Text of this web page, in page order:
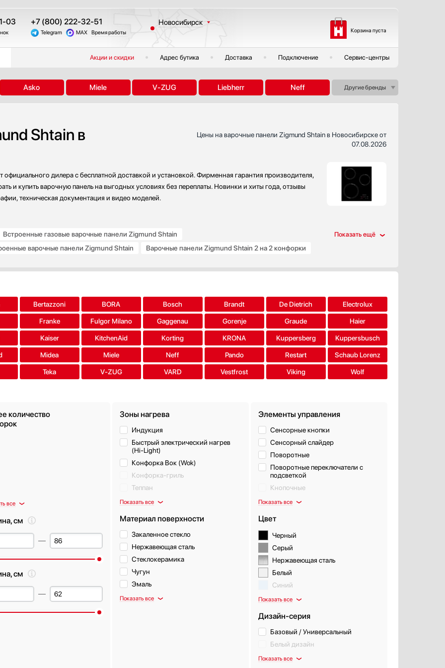
03 +7 (800) 222-32-51
Telegram MAX Время работы
Новосибирск
Санкт-Петербург
Краснодар
Екатеринбург
Другие регионы
Корзина пуста
Акции и скидки Адрес бутика Доставка Подключение Сервис-центры
Asko Miele V-ZUG Liebherr Neff Другие бренды
Shtain в
Цены на варочные панели Zigmund Shtain в Новосибирске от
07.08.2026
дилера с бесплатной доставкой и установкой. Фирменная гарантия производителя,
и купить варочную панель на выгодных условиях без переплаты. Новинки и хиты года, отзывы
техническая документация и видео моделей.
Встроенные газовые варочные панели Zigmund Shtain
варочные панели Zigmund Shtain
Варочные панели Zigmund Shtain 2 на 2 конфорки
Bertazzoni BORA Bosch Brandt De Dietrich Electrolux
Franke Fulgor Milano Gaggenau Gorenje Graude Haier
Kaiser KitchenAid Korting KRONA Kuppersberg Kuppersbusch
Midea Miele Neff Pando Restart Schaub Lorenz
Teka V-ZUG VARD Vestfrost Viking Wolf
количество
все
см
см
Зоны нагрева
Индукция
Быстрый электрический нагрев
(Hi-Light)
Конфорка Вок (Wok)
Конфорка-гриль
Теппан
Показать все
Материал поверхности
Закаленное стекло
Нержавеющая сталь
Стеклокерамика
Чугун
Эмаль
Показать все
Элементы управления
Сенсорные кнопки
Сенсорный слайдер
Поворотные
Поворотные переключатели с
подсветкой
Кнопочные
Показать все
Цвет
Черный
Серый
Нержавеющая сталь
Белый
Синий
Показать все
Дизайн-серия
Базовый / Универсальный
Белый дизайн
Показать все